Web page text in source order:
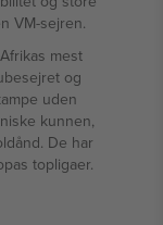
VM-sejren.
mest
og
uden
kunnen,
De har
topligaer.